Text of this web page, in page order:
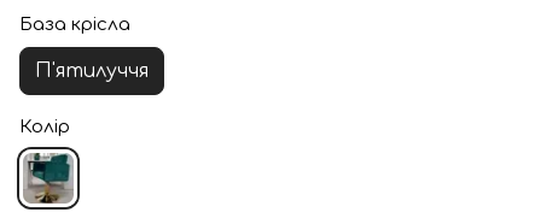
База крісла
П'ятилуччя
Колір